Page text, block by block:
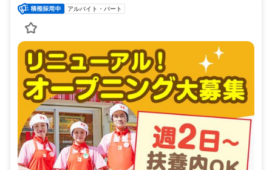
アルバイト・パート